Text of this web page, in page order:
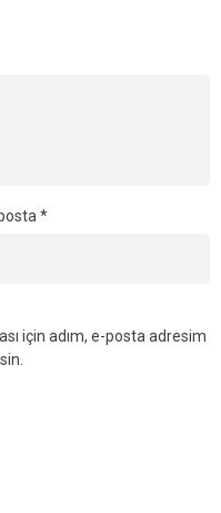
*
için adım, e-posta adresim